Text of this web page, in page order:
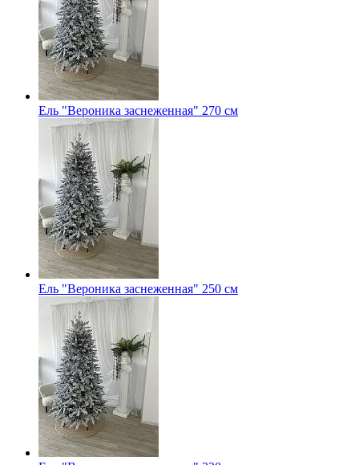
Ель "Вероника заснеженная" 270 см
Ель "Вероника заснеженная" 250 см